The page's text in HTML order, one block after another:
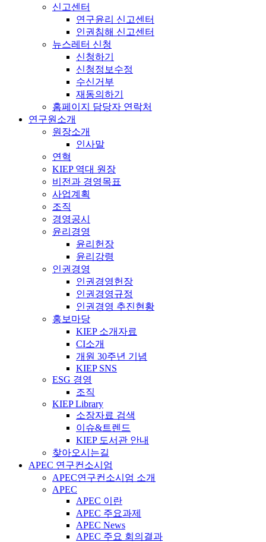
신고센터
연구윤리 신고센터
인권침해 신고센터
뉴스레터 신청
신청하기
신청정보수정
수신거부
재동의하기
홈페이지 담당자 연락처
연구원소개
원장소개
인사말
연혁
KIEP 역대 원장
비전과 경영목표
사업계획
조직
경영공시
윤리경영
윤리헌장
윤리강령
인권경영
인권경영헌장
인권경영규정
인권경영 추진현황
홍보마당
KIEP 소개자료
CI소개
개원 30주년 기념
KIEP SNS
ESG 경영
조직
KIEP Library
소장자료 검색
이슈&트렌드
KIEP 도서관 안내
찾아오시는길
APEC 연구컨소시엄
APEC연구컨소시엄 소개
APEC
APEC 이란
APEC 주요과제
APEC News
APEC 주요 회의결과